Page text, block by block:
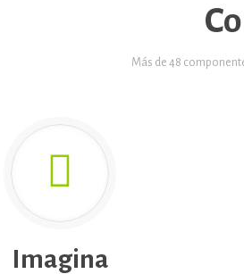
Más de 48
Imagina